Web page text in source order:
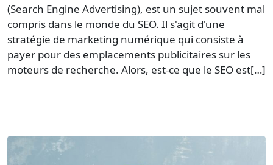
(Search Engine Advertising), est un sujet souvent mal
compris dans le monde du SEO. Il s'agit d'une
stratégie de marketing numérique qui consiste à
payer pour des emplacements publicitaires sur les
moteurs de recherche. Alors, est-ce que le SEO est[…]